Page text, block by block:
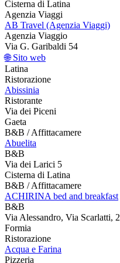
Cisterna di Latina
Agenzia Viaggi
AB Travel (Agenzia Viaggi)
Agenzia Viaggio
Via G. Garibaldi 54
🌐 Sito web
Latina
Ristorazione
Abissinia
Ristorante
Via dei Piceni
Gaeta
B&B / Affittacamere
Abuelita
B&B
Via dei Larici 5
Cisterna di Latina
B&B / Affittacamere
ACHIRINA bed and breakfast
B&B
Via Alessandro, Via Scarlatti, 2
Formia
Ristorazione
Acqua e Farina
Pizzeria